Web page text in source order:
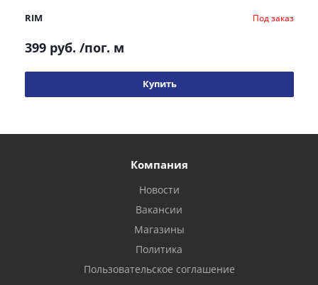
RIM Под заказ
399 руб. /пог. м
Купить
Компания
Новости
Вакансии
Магазины
Политика
Пользовательское соглашение